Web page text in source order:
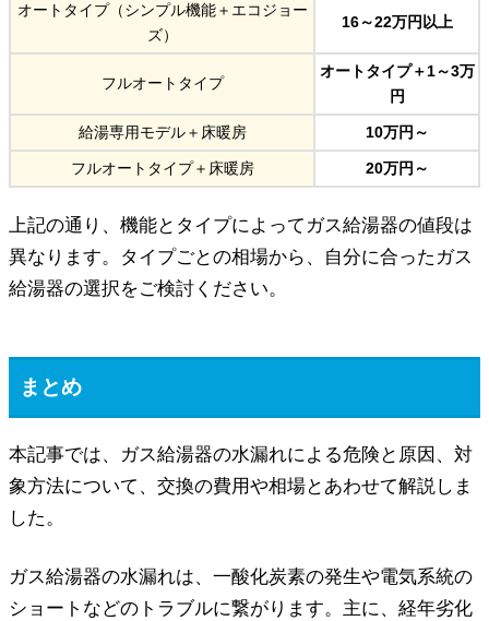
オートタイプ（シンプル機能＋エコジョー
ズ）
16～22万円以上
フルオートタイプ
オートタイプ＋1～3万
円
給湯専用モデル＋床暖房 10万円～
フルオートタイプ＋床暖房 20万円～
上記の通り、機能とタイプによってガス給湯器の値段は
異なります。タイプごとの相場から、自分に合ったガス
給湯器の選択をご検討ください。
まとめ
本記事では、ガス給湯器の水漏れによる危険と原因、対
象方法について、交換の費用や相場とあわせて解説しま
した。
ガス給湯器の水漏れは、一酸化炭素の発生や電気系統の
ショートなどのトラブルに繋がります。主に、経年劣化